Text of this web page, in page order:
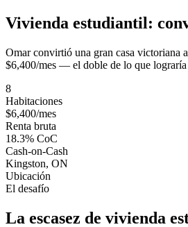
Vivienda estudiantil:
Omar convirtió una gran casa victoriana
$6,400/mes — el doble de lo que
8
Habitaciones
$6,400/mes
Renta bruta
18.3% CoC
Cash-on-Cash
Kingston, ON
Ubicación
El desafío
La escasez de vivienda